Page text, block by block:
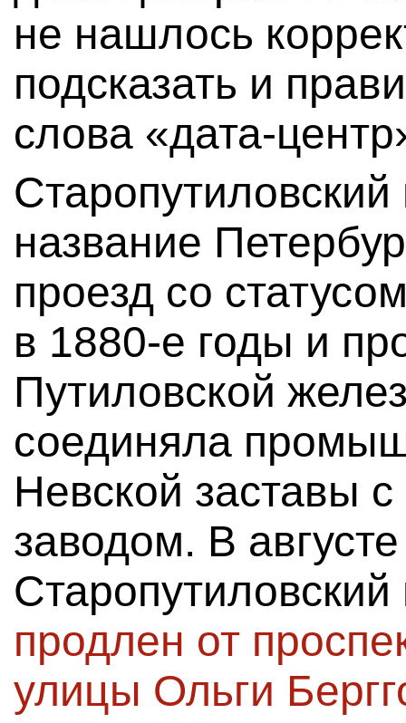
не нашлось
подсказать и
слова «дата-
название
проезд со
в 1880-е годы и
Путиловской
соединяла
Невской заставы
заводом. В
продлен от
улицы Ольги